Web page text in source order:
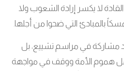
لا يكسر إرادة الشعوب ولا
بالمبادئ التي ضحوا من أجلها
مشاركة في مراسم تشييع، بل
هموم الأمة ووقف في مواجهة